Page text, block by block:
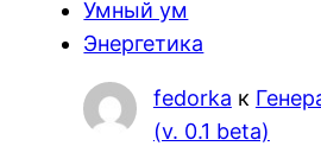
Умный ум
Энергетика
fedorka к
(v. 0.1 beta)